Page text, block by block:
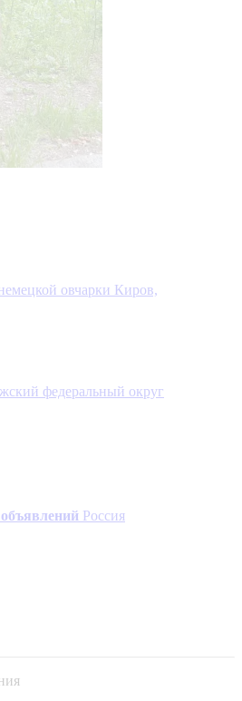
овчарки Киров,
федеральный округ
объявлений Россия